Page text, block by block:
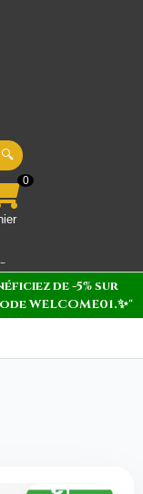
🔍
0
de -5% sur
WELCOME01.✨"